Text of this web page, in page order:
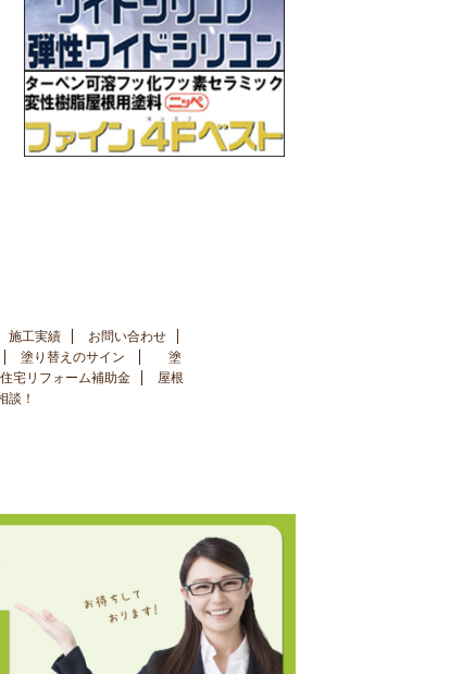
施工実績
お問い合わせ
塗り替えのサイン
塗
住宅リフォーム補助金
屋根
談！